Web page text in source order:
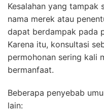
Kesalahan yang tampak
nama merek atau
dapat berdampak pada
Karena itu, konsultasi
permohonan sering kali
bermanfaat.
Beberapa penyebab
lain: